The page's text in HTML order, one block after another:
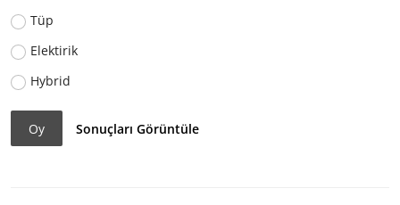
Tüp
Elektirik
Hybrid
Oy Sonuçları Görüntüle